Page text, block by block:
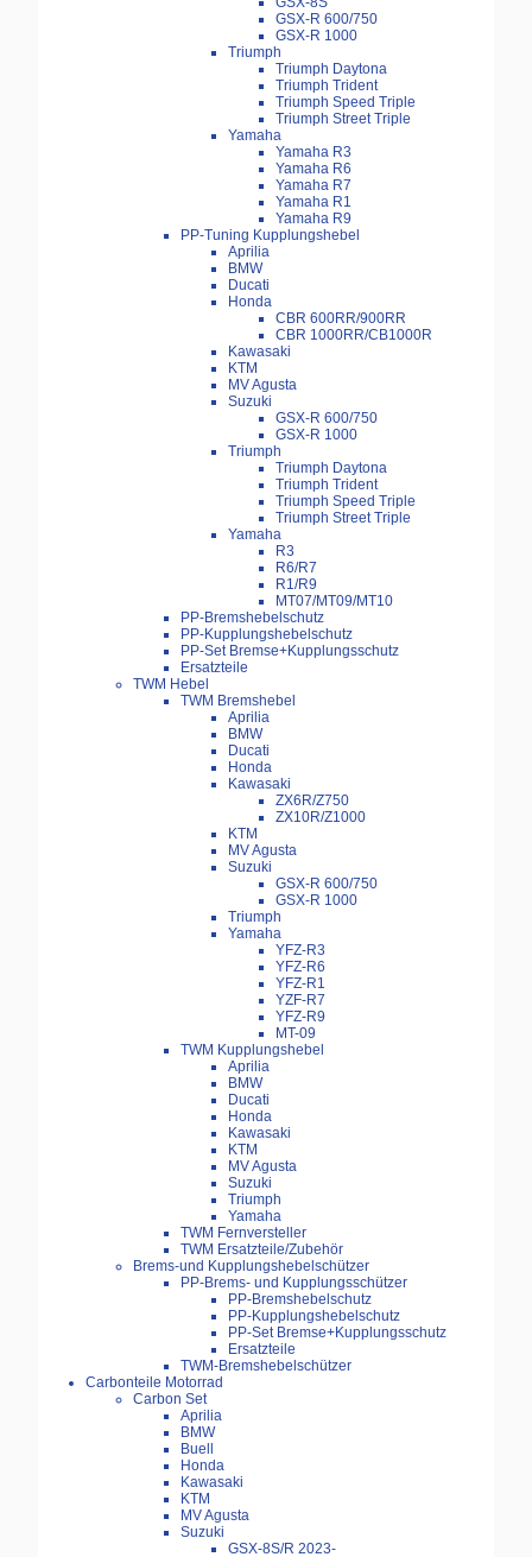
GSX-R 600/750
GSX-R 1000
Triumph
Triumph Daytona
Triumph Trident
Triumph Speed Triple
Triumph Street Triple
Yamaha
Yamaha R3
Yamaha R6
Yamaha R7
Yamaha R1
Yamaha R9
PP-Tuning Kupplungshebel
Aprilia
BMW
Ducati
Honda
CBR 600RR/900RR
CBR 1000RR/CB1000R
Kawasaki
KTM
MV Agusta
Suzuki
GSX-R 600/750
GSX-R 1000
Triumph
Triumph Daytona
Triumph Trident
Triumph Speed Triple
Triumph Street Triple
Yamaha
R3
R6/R7
R1/R9
MT07/MT09/MT10
PP-Bremshebelschutz
PP-Kupplungshebelschutz
PP-Set Bremse+Kupplungsschutz
Ersatzteile
TWM Hebel
TWM Bremshebel
Aprilia
BMW
Ducati
Honda
Kawasaki
ZX6R/Z750
ZX10R/Z1000
KTM
MV Agusta
Suzuki
GSX-R 600/750
GSX-R 1000
Triumph
Yamaha
YFZ-R3
YFZ-R6
YFZ-R1
YZF-R7
YFZ-R9
MT-09
TWM Kupplungshebel
Aprilia
BMW
Ducati
Honda
Kawasaki
KTM
MV Agusta
Suzuki
Triumph
Yamaha
TWM Fernversteller
TWM Ersatzteile/Zubehör
Brems-und Kupplungshebelschützer
PP-Brems- und Kupplungsschützer
PP-Bremshebelschutz
PP-Kupplungshebelschutz
PP-Set Bremse+Kupplungsschutz
Ersatzteile
TWM-Bremshebelschützer
Carbonteile Motorrad
Carbon Set
Aprilia
BMW
Buell
Honda
Kawasaki
KTM
MV Agusta
Suzuki
GSX-8S/R 2023-